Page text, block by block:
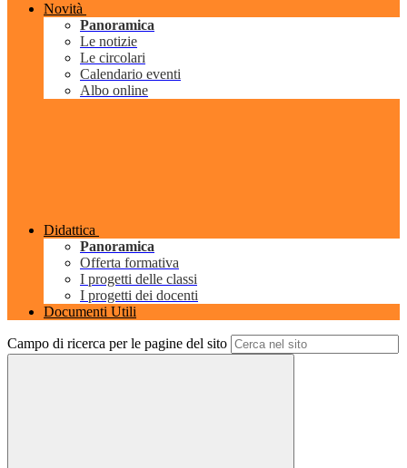
Novità
Panoramica
Le notizie
Le circolari
Calendario eventi
Albo online
Didattica
Panoramica
Offerta formativa
I progetti delle classi
I progetti dei docenti
Documenti Utili
Campo di ricerca per le pagine del sito